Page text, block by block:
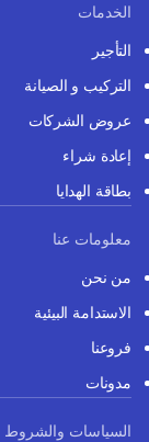
الخدمات
التأجير
التركيب و الصيانة
عروض الشركات
إعادة شراء
بطاقة الهدايا
معلومات عنا
من نحن
الاستدامة البيئية
فروعنا
مدونات
السياسات والشروط